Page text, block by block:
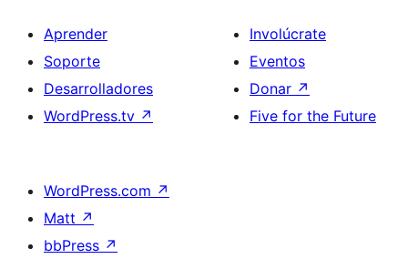
Aprender
Soporte
Desarrolladores
WordPress.tv ↗
Involúcrate
Eventos
Donar ↗
Five for the Future
WordPress.com ↗
Matt ↗
bbPress ↗